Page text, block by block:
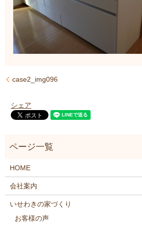
case2_img096
シェア
HOME
会社案内
いせわきの家づくり
お客様の声